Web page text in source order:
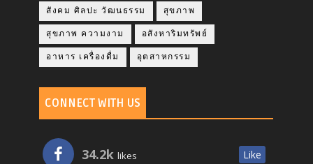
สังคม ศิลปะ วัฒนธรรม สุขภาพ
สุขภาพ ความงาม อสังหาริมทรัพย์
อาหาร เครื่องดื่ม อุตสาหกรรม
CONNECT WITH US
34.2k likes Like